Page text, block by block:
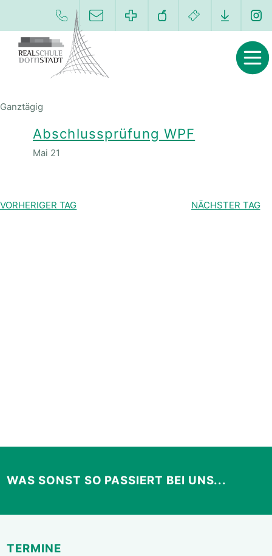
Ganztägig
Abschlussprüfung WPF
Mai 21
VORHERIGER TAG NÄCHSTER TAG
WAS SONST SO PASSIERT BEI UNS...
TERMINE